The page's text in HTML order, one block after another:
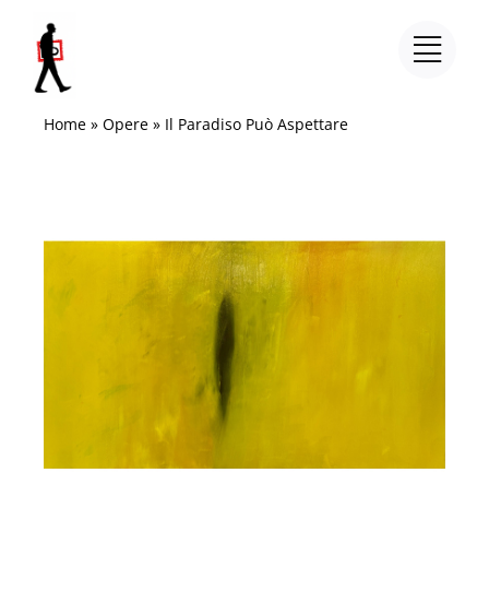
contenuto
Home» Opere» Il Paradiso Può Aspettare